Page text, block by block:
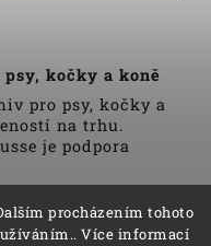
procházením tohoto
Více informací
kočky a koně
pro psy, kočky a
na trhu.
je podpora
Husse jsou
a pečlivě
se vyrábí